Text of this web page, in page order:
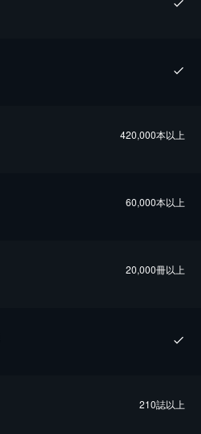
420,000本以上
60,000本以上
20,000冊以上
210誌以上